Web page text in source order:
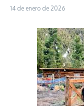
14 de enero de 2026